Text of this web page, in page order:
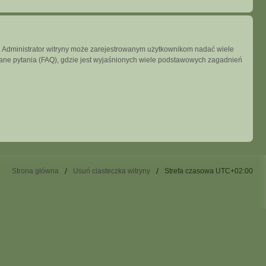
witryny może zarejestrowanym użytkownikom nadać wiele
pytania (FAQ), gdzie jest wyjaśnionych wiele podstawowych zagadnień
Strona główna Usuń ciasteczka witryny Strefa czasowa UTC+02:00